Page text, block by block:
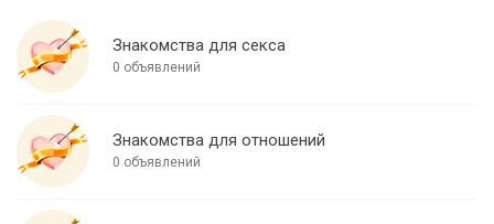
Знакомства для секса
0 объявлений
Знакомства для отношений
0 объявлений